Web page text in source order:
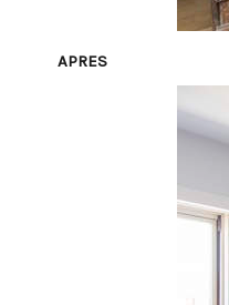
APRES